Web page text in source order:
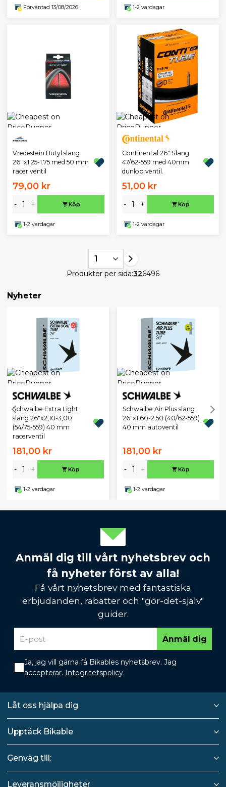
Förväntad 13/08/2026 1-2 vardagar
Vredestein Butyl slang
26''x1.25-1.75 med 50 mm
racer ventil
79,00 kr
- + Köp
1-2 vardagar
Continental 26" Slang
47/62-559 med 40mm
dunlop ventil.
51,00 kr
- + Köp
1-2 vardagar
1
Produkter per sida:326496
Nyheter
Schwalbe Extra Light
slang 26"x2,10-3,00
(54/75-559) 40 mm
racerventil
181,00 kr
- + Köp
1-2 vardagar
Schwalbe Air Plus slang
26"x1,60-2,50 (40/62-559)
40 mm autoventil
181,00 kr
- + Köp
1-2 vardagar
Anmäl dig till vårt nyhetsbrev och
få nyheter först av alla!
Få vårt nyhetsbrev med fantastiska
erbjudanden, rabatter och "gör-det-själv"
guider.
Anmäl dig
Ja, jag vill gärna få Bikables nyhetsbrev. Jag
accepterar. Integritetspolicy.
Låt oss hjälpa dig
Upptäck Bikable
Genväg till:
Leveransmöjligheter